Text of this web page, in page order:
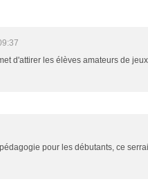
d'attirer les élèves amateurs de
pour les débutants, ce